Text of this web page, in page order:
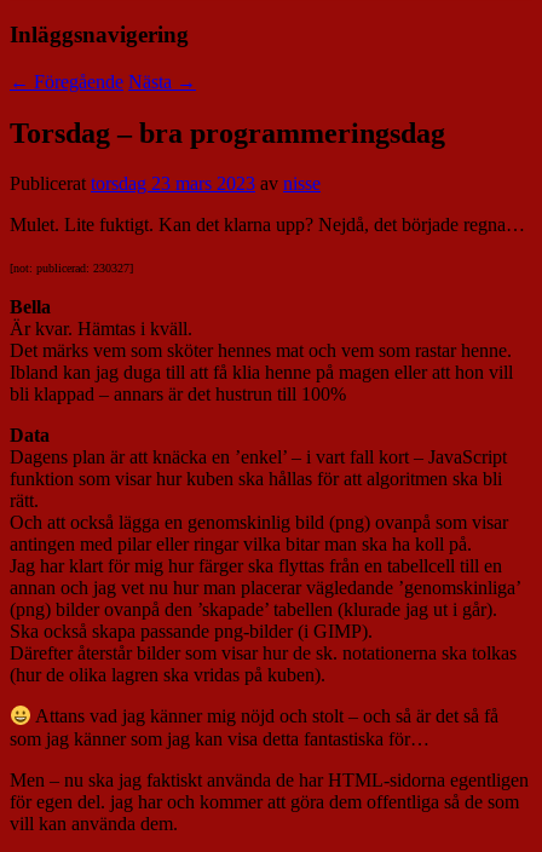
Inläggsnavigering
← Föregående Nästa →
Torsdag – bra programmeringsdag
Publicerattorsdag 23 mars 2023 av nisse
Mulet. Lite fuktigt. Kan det klarna upp? Nejdå, det började regna…
[not: publicerad: 230327]
Bella
Är kvar. Hämtas i kväll.
Det märks vem som sköter hennes mat och vem som rastar henne.
Ibland kan jag duga till att få klia henne på magen eller att hon vill
bli klappad – annars är det hustrun till 100%
Data
Dagens plan är att knäcka en ’enkel’ – i vart fall kort – JavaScript
funktion som visar hur kuben ska hållas för att algoritmen ska bli
rätt.
Och att också lägga en genomskinlig bild (png) ovanpå som visar
antingen med pilar eller ringar vilka bitar man ska ha koll på.
Jag har klart för mig hur färger ska flyttas från en tabellcell till en
annan och jag vet nu hur man placerar vägledande ’genomskinliga’
(png) bilder ovanpå den ’skapade’ tabellen (klurade jag ut i går).
Ska också skapa passande png-bilder (i GIMP).
Därefter återstår bilder som visar hur de sk. notationerna ska tolkas
(hur de olika lagren ska vridas på kuben).
Attans vad jag känner mig nöjd och stolt – och så är det så få
som jag känner som jag kan visa detta fantastiska för…
Men – nu ska jag faktiskt använda de har HTML-sidorna egentligen
för egen del. jag har och kommer att göra dem offentliga så de som
vill kan använda dem.